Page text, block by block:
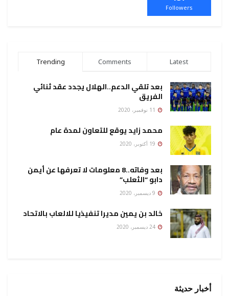
Followers
Trending Comments Latest
بعد تلقي الدعم..الهلال يجدد عقد ثنائي
الفريق
محمد زايد يوقع للتعاون لمدة عام
بعد وفاته..8 معلومات لا تعرفها عن أيمن
دابو “الثعلب”
خالد بن يمين مديرا تنفيذيا للالعاب بالاتحاد
أخبار حديثة